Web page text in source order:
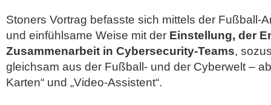
Stoners Vortrag befasste sich mittels der Fußball-
und einfühlsame Weise mit der Einstellung, der
Zusammenarbeit in Cybersecurity-Teams,
gleichsam aus der Fußball- und der Cyberwelt –
Karten“ und „Video-Assistent“.